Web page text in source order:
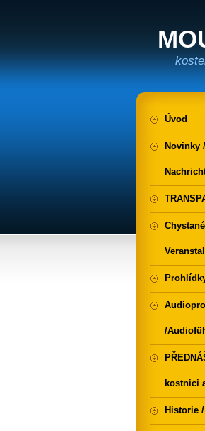
Úvod
Novinky
/
kostnici
Historie